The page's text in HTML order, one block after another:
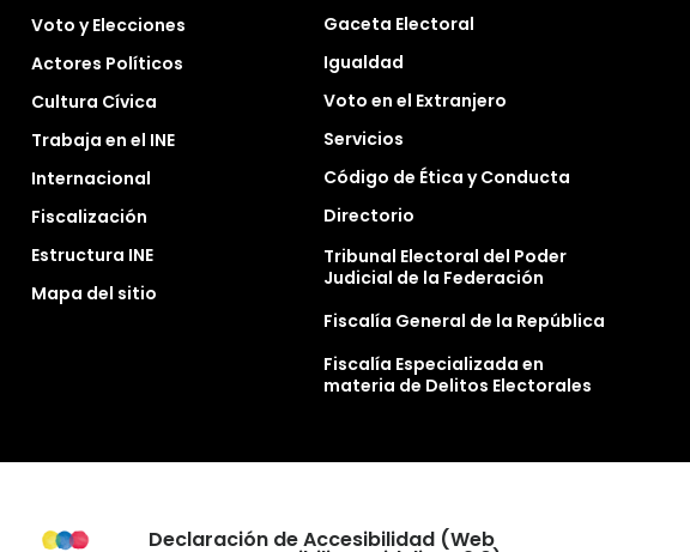
Voto y Elecciones
Actores Políticos
Cultura Cívica
Trabaja en el INE
Internacional
Fiscalización
Estructura INE
Mapa del sitio
Gaceta Electoral
Igualdad
Voto en el Extranjero
Servicios
Código de Ética y Conducta
Directorio
Tribunal Electoral del Poder
Judicial de la Federación
Fiscalía General de la República
Fiscalía Especializada en
materia de Delitos Electorales
Declaración de Accesibilidad (Web